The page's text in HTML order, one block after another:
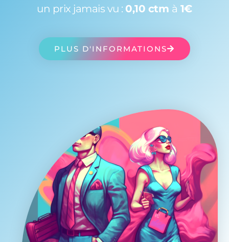
un prix jamais vu : 0,10 ctm à 1€
PLUS D'INFORMATIONS